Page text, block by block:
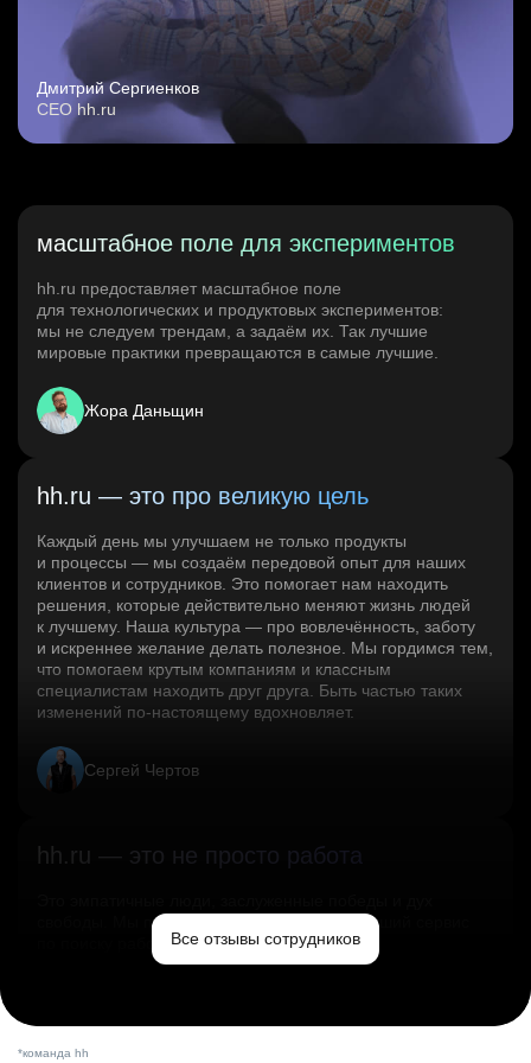
Дмитрий Сергиенков
CEO hh.ru
масштабное поле для экспериментов
hh.ru предоставляет масштабное поле
для технологических и продуктовых экспериментов:
мы не следуем трендам, а задаём их. Так лучшие
мировые практики превращаются в самые лучшие.
Жора Даньщин
hh.ru — это про великую цель
Каждый день мы улучшаем не только продукты
и процессы — мы создаём передовой опыт для наших
клиентов и сотрудников. Это помогает нам находить
решения, которые действительно меняют жизнь людей
к лучшему. Наша культура — про вовлечённость, заботу
и искреннее желание делать полезное. Мы гордимся тем,
что помогаем крутым компаниям и классным
специалистам находить друг друга. Быть частью таких
изменений по‑настоящему вдохновляет.
Сергей Чертов
hh.ru — это не просто работа
свободы. Мы помогаем миру и создаём лучший сервис
по поиску работы в стране.Все отзывы сотрудников
*команда hh